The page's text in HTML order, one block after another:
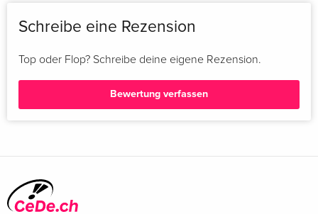
Schreibe eine Rezension
Top oder Flop? Schreibe deine eigene Rezension.
Bewertung verfassen